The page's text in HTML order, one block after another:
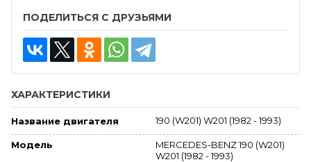
ПОДЕЛИТЬСЯ С ДРУЗЬЯМИ
ХАРАКТЕРИСТИКИ
Название двигателя 190 (W201) W201 (1982 - 1993)
Модель
MERCEDES-BENZ 190 (W201)
W201 (1982 - 1993)